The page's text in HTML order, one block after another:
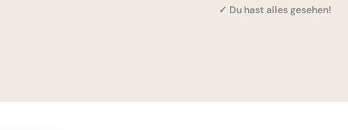
✓ Du hast alles gesehen!